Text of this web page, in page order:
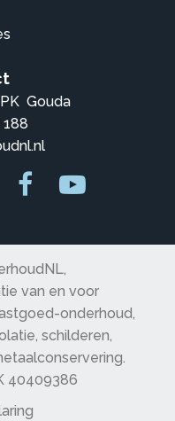
Gouda
van en voor
onderhoud,
schilderen,
40409386